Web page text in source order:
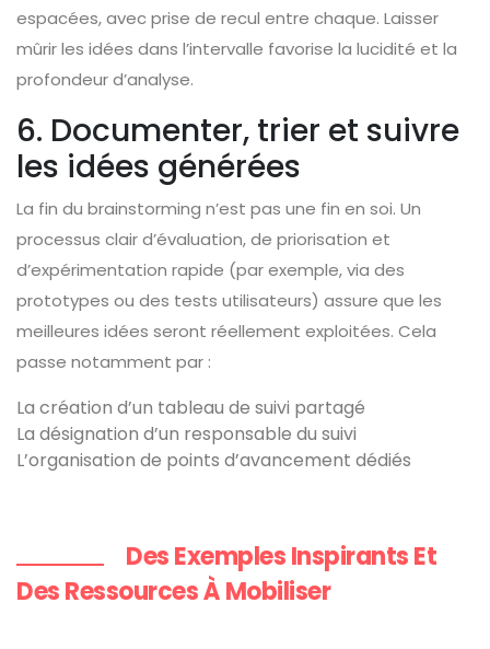
espacées, avec prise de recul entre chaque. Laisser
mûrir les idées dans l’intervalle favorise la lucidité et la
profondeur d’analyse.
6. Documenter, trier et suivre
les idées générées
La fin du brainstorming n’est pas une fin en soi. Un
processus clair d’évaluation, de priorisation et
d’expérimentation rapide (par exemple, via des
prototypes ou des tests utilisateurs) assure que les
meilleures idées seront réellement exploitées. Cela
passe notamment par :
La création d’un tableau de suivi partagé
La désignation d’un responsable du suivi
L’organisation de points d’avancement dédiés
Des Exemples Inspirants Et
Des Ressources À Mobiliser